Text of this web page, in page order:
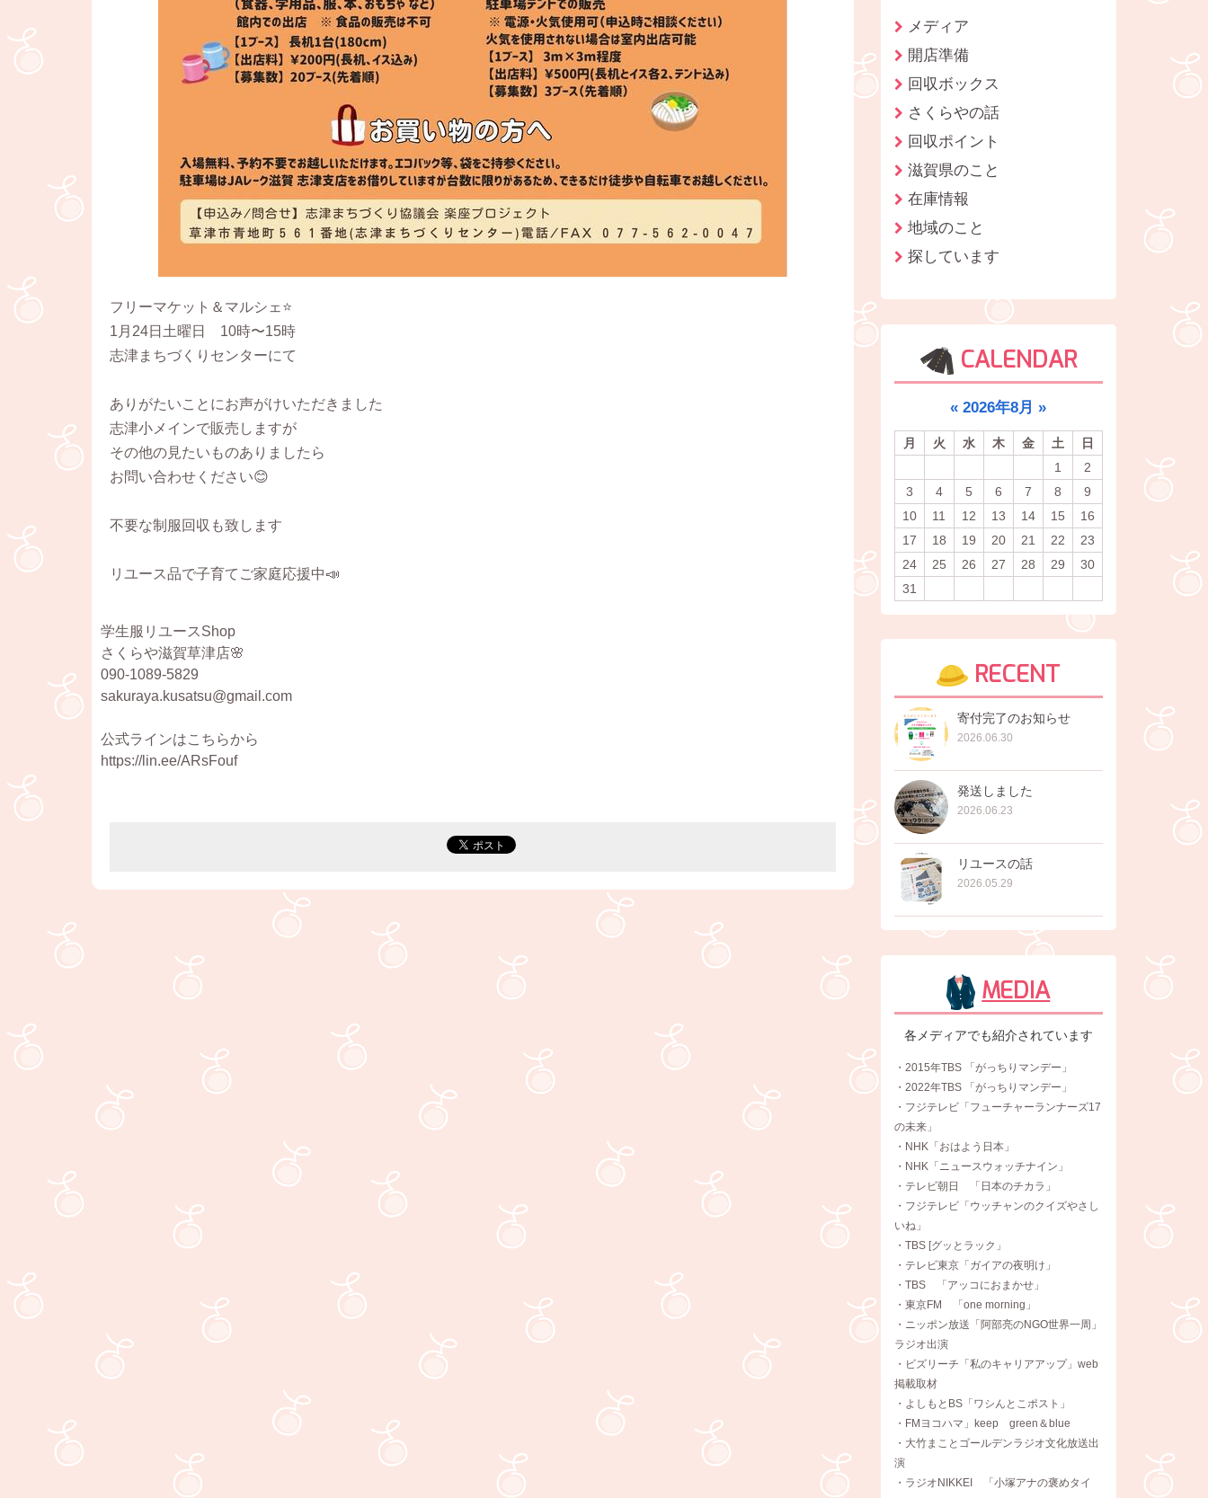
フリーマケット＆マルシェ⭐
1月24日土曜日 10時〜15時
志津まちづくりセンターにて
ありがたいことにお声がけいただきました
志津小メインで販売しますが
その他の見たいものありましたら
お問い合わせください😊
不要な制服回収も致します
リユース品で子育てご家庭応援中📣
学生服リユースShop
さくらや滋賀草津店🌸
090-1089-5829
sakuraya.kusatsu@gmail.com
公式ラインはこちらから
https://lin.ee/ARsFouf
メディア
開店準備
回収ボックス
さくらやの話
回収ポイント
滋賀県のこと
在庫情報
地域のこと
探しています
CALENDAR
« 2026年8月 »
月 火 水 木 金 土
日
1
2
3
4 5 6 7 8
9
10
11 12 13 14 15
16
17
18 19 20 21 22
23
24
25 26 27 28 29
30
31
RECENT
寄付完了のお知らせ
2026.06.30
発送しました
2026.06.23
リユースの話
2026.05.29
MEDIA
各メディアでも紹介されています
・2015年TBS 「がっちりマンデー」
・2022年TBS 「がっちりマンデー」
・フジテレビ「フューチャーランナーズ17
の未来」
・NHK「おはよう日本」
・NHK「ニュースウォッチナイン」
・テレビ朝日 「日本のチカラ」
・フジテレビ「ウッチャンのクイズやさし
いね」
・TBS [グッとラック」
・テレビ東京「ガイアの夜明け」
・TBS 「アッコにおまかせ」
・東京FM 「one morning」
・ニッポン放送「阿部亮のNGO世界一周」
ラジオ出演
・ビズリーチ「私のキャリアアップ」web
掲載取材
・よしもとBS「ワシんとこポスト」
・FMヨコハマ」keep green＆blue
・大竹まことゴールデンラジオ文化放送出
演
・ラジオNIKKEI 「小塚アナの褒めタイ